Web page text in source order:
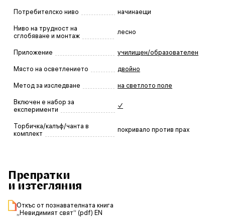
Потребителско ниво начинаещи
Ниво на трудност на
сглобяване и монтаж
лесно
Приложение училищен/образователен
Място на осветлението двойно
Метод за изследване на светлото поле
Включен е набор за
експерименти
✓
Торбичка/калъф/чанта в
комплект
покривало против прах
Препратки
и изтегляния
Откъс от познавателната книга
„Невидимият свят“ (pdf) EN